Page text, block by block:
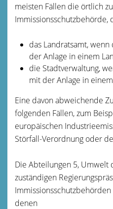
meisten Fällen die örtlich
Immissionsschutzbehörde,
das Landratsamt,
der Anlage in einem
die Stadtverwaltung,
mit der Anlage in
Eine davon abweichende
folgenden Fällen, zum
europäischen
Störfall-Verordnung oder
Die Abteilungen 5, Umwelt
zuständigen
denen